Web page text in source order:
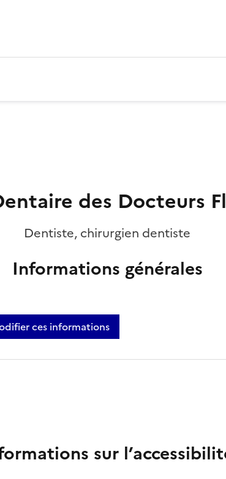
des Docteurs
Dentiste, chirurgien dentiste
Informations générales
ces informations
sur